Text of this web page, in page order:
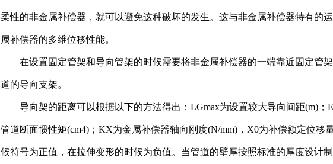
柔性的非金属补偿器，就可以避免这种破坏的发生。这与非金属补偿器特有的
属补偿器的多维位移性能。
在设置固定管架和导向管架的时候需要将非金属补偿器的一端靠近固定管
道的导向支架。
导向架的距离可以根据以下的方法得出：LGmax为设置较大导向间距(m)；
管道断面惯性矩(cm4)；KX为金属补偿器轴向刚度(N/mm)，X0为补偿额定位移
候符号为正值，在拉伸变形的时候为负值。当管道的壁厚按照标准的厚度设计